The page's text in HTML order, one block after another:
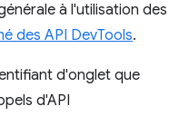
à l'utilisation des
des API DevTools.
d'onglet que
d'API